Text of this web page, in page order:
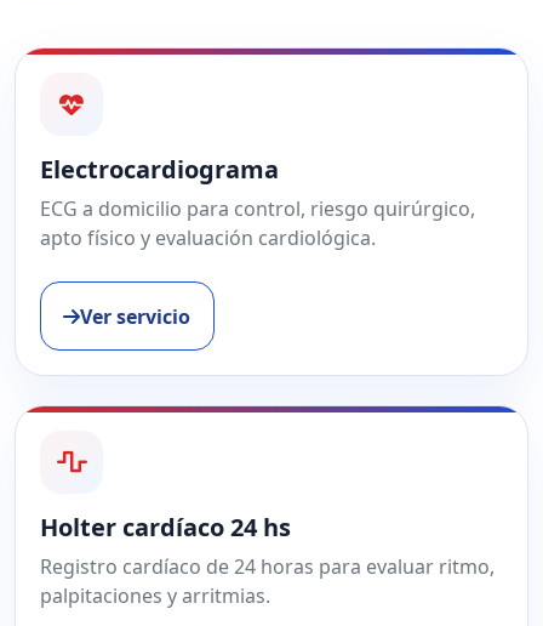
Electrocardiograma
ECG a domicilio para control, riesgo quirúrgico,
apto físico y evaluación cardiológica.
Ver servicio
Holter cardíaco 24 hs
Registro cardíaco de 24 horas para evaluar ritmo,
palpitaciones y arritmias.